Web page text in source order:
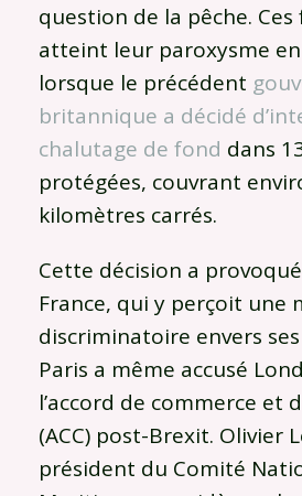
question de la pêche.
atteint leur paroxysme
lorsque le précédent
britannique a décidé
chalutage de fond dans
protégées, couvrant
kilomètres carrés.
Cette décision a provoqué
France, qui y perçoit une
discriminatoire envers
Paris a même accusé
l’accord de commerce et
(ACC) post-Brexit. Olivier
président du Comité